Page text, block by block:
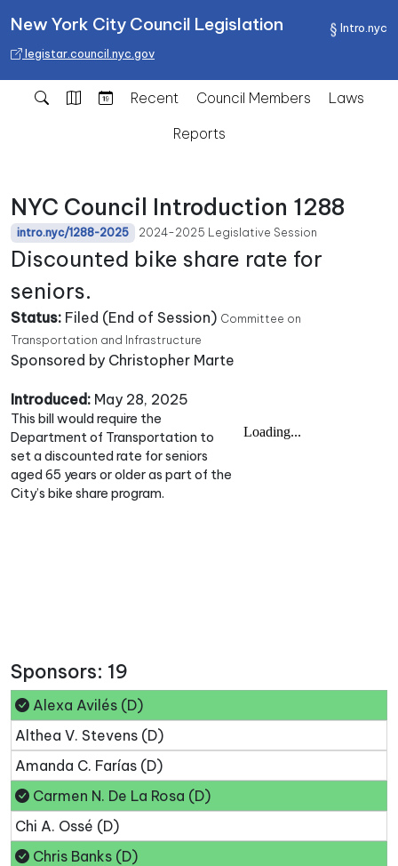
Intro.nyc
New York City Council Legislation
legistar.council.nyc.gov
Recent Council Members
Laws
Reports
NYC Council Introduction 1288
intro.nyc/1288-2025 2024-2025 Legislative Session
Discounted bike share rate for
seniors.
Status: Filed (End of Session) Committee on
Transportation and Infrastructure
Sponsored by Christopher Marte
Introduced: May 28, 2025
This bill would require the
Department of Transportation to
set a discounted rate for seniors
aged 65 years or older as part of the
City’s bike share program.
Sponsors: 19
Alexa Avilés (D)
Althea V. Stevens (D)
Amanda C. Farías (D)
Carmen N. De La Rosa (D)
Chi A. Ossé (D)
Chris Banks (D)